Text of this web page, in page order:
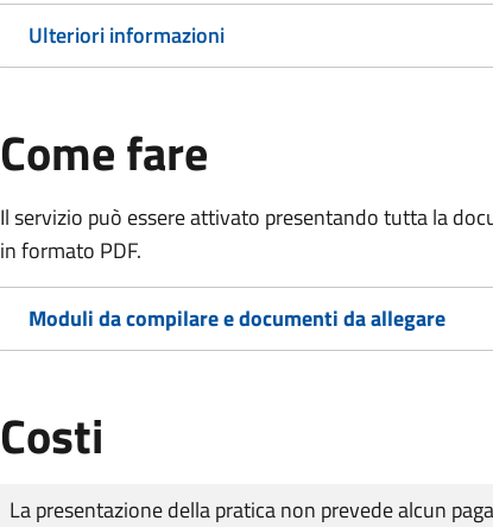
Ulteriori informazioni
Come fare
Il servizio può essere attivato presentando tutta la
in formato PDF.
Moduli da compilare e documenti da allegare
Costi
Tipo di pagamento
Importo
La presentazione della pratica non prevede alcun